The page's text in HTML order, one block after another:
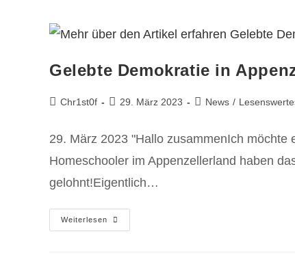
Gelebte Demokratie in
Chr1st0f 29. März 2023 News /
29. März 2023 "Hallo zusammenIch
Homeschooler im Appenzellerland haben
gelohnt!Eigentlich…
Weiterlesen